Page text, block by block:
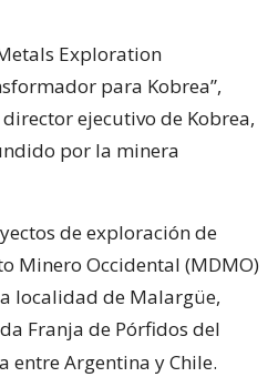
Exploration
para Kobrea”,
ejecutivo de Kobrea,
por la minera
de exploración de
Minero Occidental (MDMO)
localidad de Malargüe,
Franja de Pórfidos del
entre Argentina y Chile.